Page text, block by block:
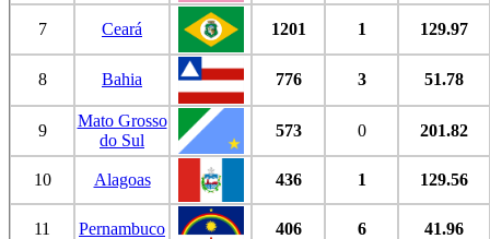
7 Ceará 1201 1 129.97
8 Bahia 776 3 51.78
9
Mato Grosso
do Sul
573 0 201.82
10 Alagoas 436 1 129.56
11 Pernambuco 406 6 41.96